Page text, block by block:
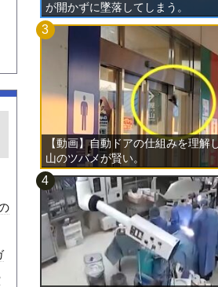
が開かずに墜落してしまう。
【動画】自動ドアの仕組みを理解
山のツバメが賢い。